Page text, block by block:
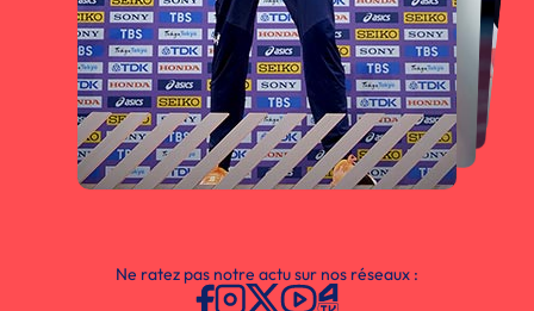
Ne ratez pas notre actu sur nos réseaux :